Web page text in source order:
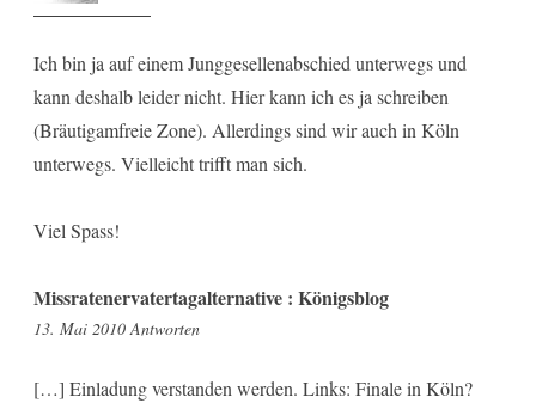
Ich bin ja auf einem Junggesellenabschied unterwegs und
kann deshalb leider nicht. Hier kann ich es ja schreiben
(Bräutigamfreie Zone). Allerdings sind wir auch in Köln
unterwegs. Vielleicht trifft man sich.
Viel Spass!
Missratenervatertagalternative : Königsblog
13. Mai 20107:06
Antworten
[…] Einladung verstanden werden. Links: Finale in Köln?